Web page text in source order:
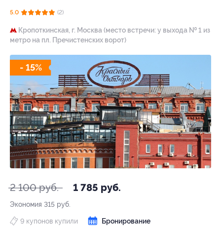
5.0 (2)
Кропоткинская, г. Москва (место встречи: у выхода № 1 из
метро на пл. Пречистенских ворот)
- 15%
2 100 руб. 1 785 руб.
Экономия 315 руб.
9 купонов купили
Бронирование